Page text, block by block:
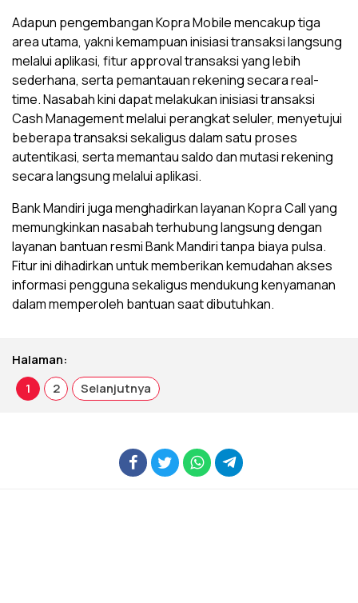
Adapun pengembangan Kopra Mobile mencakup tiga
area utama, yakni kemampuan inisiasi transaksi langsung
melalui aplikasi, fitur approval transaksi yang lebih
sederhana, serta pemantauan rekening secara real-
time. Nasabah kini dapat melakukan inisiasi transaksi
Cash Management melalui perangkat seluler, menyetujui
beberapa transaksi sekaligus dalam satu proses
autentikasi, serta memantau saldo dan mutasi rekening
secara langsung melalui aplikasi.
Bank Mandiri juga menghadirkan layanan Kopra Call yang
memungkinkan nasabah terhubung langsung dengan
layanan bantuan resmi Bank Mandiri tanpa biaya pulsa.
Fitur ini dihadirkan untuk memberikan kemudahan akses
informasi pengguna sekaligus mendukung kenyamanan
dalam memperoleh bantuan saat dibutuhkan.
Halaman:
1
2 Selanjutnya